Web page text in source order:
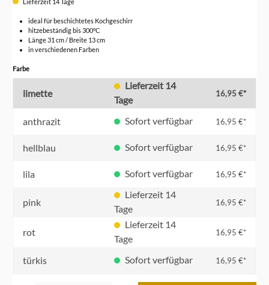
Lieferzeit 14 Tage
ideal für beschichtetes Kochgeschirr
hitzebeständig bis 300°C
Länge 31 cm / Breite 13 cm
in verschiedenen Farben
Farbeauswählen
limette
Tage
16,95 €*
anthrazit Sofort verfügbar 16,95 €*
hellblau Sofort verfügbar 16,95 €*
lila Sofort verfügbar 16,95 €*
pink
Tage
16,95 €*
rot
Tage
16,95 €*
türkis Sofort verfügbar 16,95 €*